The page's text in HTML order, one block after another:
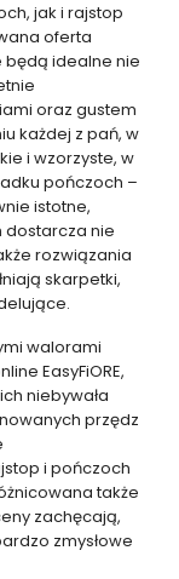
jak i rajstop
oferta
idealne nie
oraz gustem
każdej z pań, w
i wzorzyste, w
pończoch –
istotne,
dostarcza nie
rozwiązania
skarpetki,
walorami
EasyFiORE,
niebywała
przędz
i pończoch
także
zachęcają,
zmysłowe